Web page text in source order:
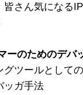
皆さん気になる
ーのためのデバ
グツールとして
ッガ手法